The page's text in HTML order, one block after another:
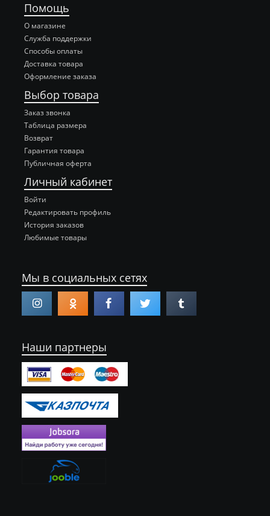
Помощь
О магазине
Служба поддержки
Способы оплаты
Доставка товара
Оформление заказа
Выбор товара
Заказ звонка
Таблица размера
Возврат
Гарантия товара
Публичная оферта
Личный кабинет
Войти
Редактировать профиль
История заказов
Любимые товары
Мы в социальных сетях
Наши партнеры